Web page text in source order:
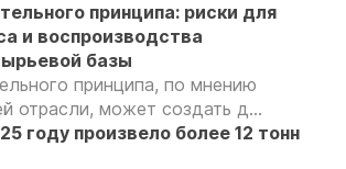
принципа: риски для
и воспроизводства
базы
принципа, по мнению
отрасли, может создать д...
году произвело более 12 тонн